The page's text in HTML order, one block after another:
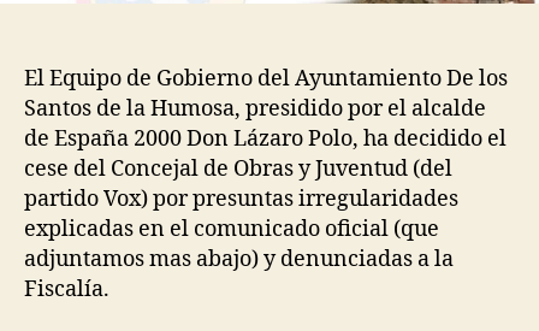
El Equipo de Gobierno del Ayuntamiento De los
Santos de la Humosa, presidido por el alcalde
de España 2000 Don Lázaro Polo, ha decidido el
cese del Concejal de Obras y Juventud (del
partido Vox) por presuntas irregularidades
explicadas en el comunicado oficial (que
adjuntamos mas abajo) y denunciadas a la
Fiscalía.